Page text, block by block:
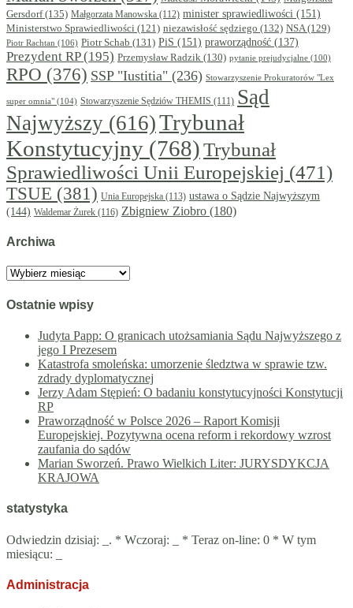
Gersdorf(135) Małgorzata Manowska (112) minister sprawiedliwości (151)
Ministerstwo Sprawiedliwości (121) niezawisłość sędziego (132) NSA (129)
Piotr Rachtan (106) Piotr Schab (131) PiS (151) praworządność (137)
Prezydent RP(195) Przemysław Radzik (130) pytanie prejudycjalne (100)
RPO (376) SSP "Iustitia" (236) Stowarzyszenie Prokuratorów "Lex
super omnia" (104) Stowarzyszenie Sędziów THEMIS (111) Sąd
Najwyższy (616)Trybunał
Konstytucyjny (768)Trybunał
Sprawiedliwości Unii Europejskiej (471)
TSUE (381) Unia Europejska (113) ustawa o Sądzie Najwyższym
(144) Waldemar Żurek (116) Zbigniew Ziobro (180)
Archiwa
Archiwa
Ostatnie wpisy
Judyta Papp: O granicach utożsamiania Sądu Najwyższego z
jego I Prezesem
Katastrofa smoleńska: umorzenie śledztwa w sprawie tzw.
zdrady dyplomatycznej
Jerzy Adam Stępień: O badaniu konstytucyjności Konstytucji
RP
Praworządność w Polsce 2026 – Raport Komisji
Europejskiej. Pozytywna ocena reform i rekordowy wzrost
zaufania do sądów
Marian Sworzeń. Prawo Wielkich Liter: JURYSDYKCJA
KRAJOWA
statystyka
Odwiedzin dzisiaj: . * Wczoraj:
* Teraz on-line: 0 * W tym
miesiącu:
Administracja